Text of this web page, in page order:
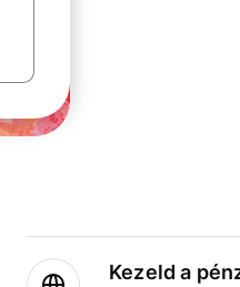
Kezeld a